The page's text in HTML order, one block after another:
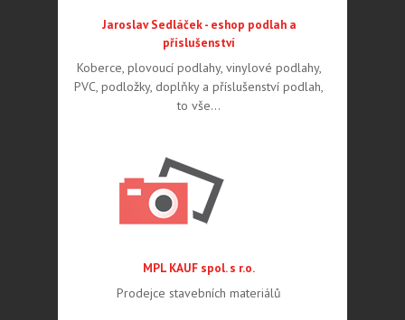
Jaroslav Sedláček - eshop podlah a
příslušenství
Koberce, plovoucí podlahy, vinylové podlahy,
PVC, podložky, doplňky a příslušenství podlah,
to vše…
MPL KAUF spol. s r.o.
Prodejce stavebních materiálů